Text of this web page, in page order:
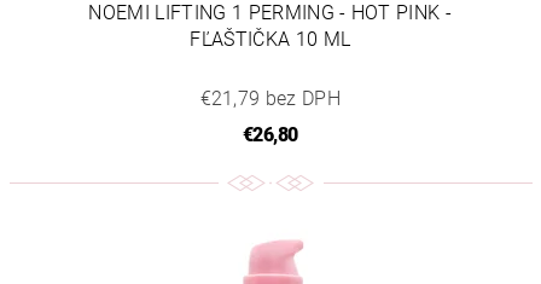
NOEMI LIFTING 1 PERMING - HOT PINK -
FĽAŠTIČKA 10 ML
€21,79 bez DPH
€26,80